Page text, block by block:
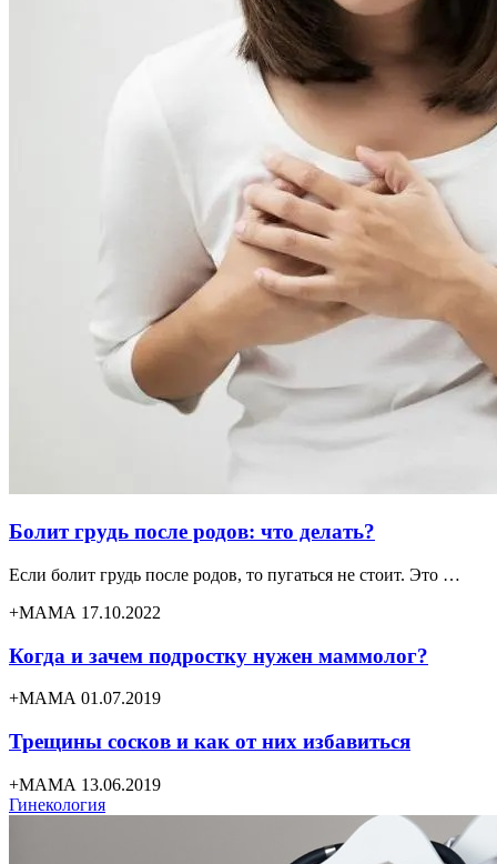
Болит грудь после родов: что делать?
Если болит грудь после родов, то пугаться не стоит. Это …
+МАМА 17.10.2022
Когда и зачем подростку нужен маммолог?
+МАМА 01.07.2019
Трещины сосков и как от них избавиться
+МАМА 13.06.2019
Гинекология